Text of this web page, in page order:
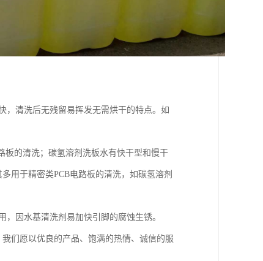
，清洗后无残留易挥发无需烘干的特点。如
板的清洗；碳氢溶剂洗板水有快干型和慢干
用于精密类PCB电路板的清洗，如碳氢溶剂
因水基清洗剂易加快引脚的腐蚀生锈。
们愿以优良的产品、饱满的热情、诚信的服